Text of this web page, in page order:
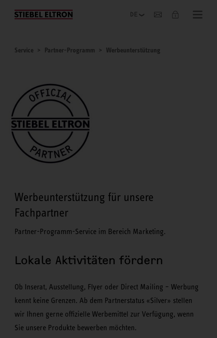
Unternehmen
Service Partner-Programm Werbeunterstützung
Werbeunterstützung für unsere
Fachpartner
Partner-Programm-Service im Bereich Marketing.
Lokale Aktivitäten fördern
Ob Inserat, Ausstellung, Flyer oder Direct Mailing – Werbung
kennt keine Grenzen. Ab dem Partnerstatus «Silver» stellen
wir Ihnen gerne offizielle Werbemittel zur Verfügung, wenn
Sie unsere Produkte bewerben möchten.